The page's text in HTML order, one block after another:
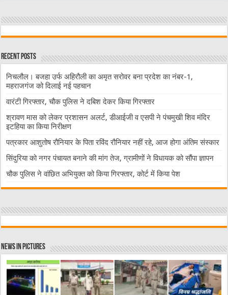
Recent Posts
निचलौल। बजहा उर्फ अहिरौली का अमृत सरोवर बना प्रदेश का नंबर-1,
महराजगंज को दिलाई नई पहचान
वारंटी गिरफ्तार, चौक पुलिस ने दबिश देकर किया गिरफ्तार
श्रावण मास को लेकर प्रशासन अलर्ट, डीआईजी व एसपी ने पंचमुखी शिव मंदिर
इटहिया का किया निरीक्षण
पत्रकार आशुतोष रौनियार के पिता रविंद रौनियार नहीं रहे, आज होगा अंतिम संस्कार
सिंदुरिया को नगर पंचायत बनाने की मांग तेज, ग्रामीणों ने विधायक को सौंपा ज्ञापन
चौक पुलिस ने वांछित अभियुक्त को किया गिरफ्तार, कोर्ट में किया पेश
News in Pictures